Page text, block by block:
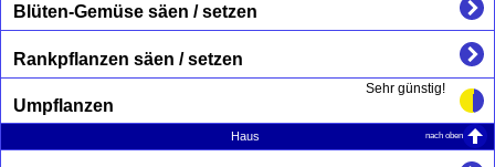
Blüten-Gemüse säen / setzen
Rankpflanzen säen / setzen
Sehr günstig!
Umpflanzen
Haus nach oben